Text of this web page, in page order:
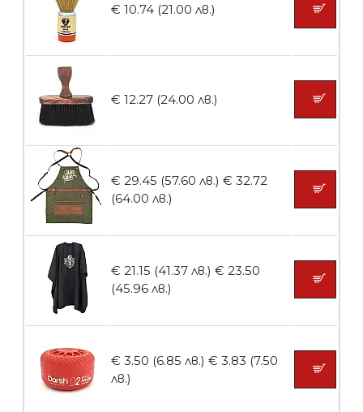
БЕЗПЛАТНО
Пила тип ренде 2в1
БЕЗПЛАТНО
Пила тип ренде 2в1
БЕЗПЛАТНО
€ 10.74 (21.00 лв.)
€ 12.27 (24.00 лв.)
€ 29.45 (57.60 лв.) € 32.72
(64.00 лв.)
€ 21.15 (41.37 лв.) € 23.50
(45.96 лв.)
€ 3.50 (6.85 лв.) € 3.83 (7.50
лв.)